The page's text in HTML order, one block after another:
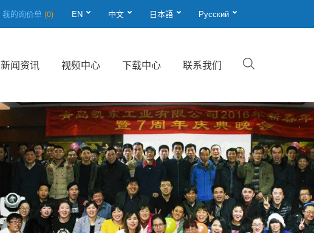
我的询价单 (0) EN 中文 日本語 Русский
新闻资讯 视频中心 下载中心 联系我们